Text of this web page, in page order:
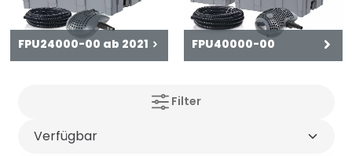
FPU24000-00 ab 2021 FPU40000-00
Filter